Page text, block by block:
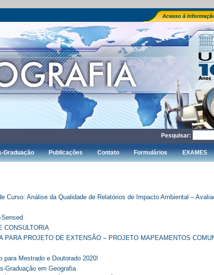
Pesquisar:
Graduação Publicações Contato Formulários EXAMES
Curso: Análise da Qualidade de Relatórios de Impacto Ambiental –
CONSULTORIA
PARA PROJETO DE EXTENSÃO – PROJETO MAPEAMENTOS
Mestrado e Doutorado 2020!
Graduação em Geografia